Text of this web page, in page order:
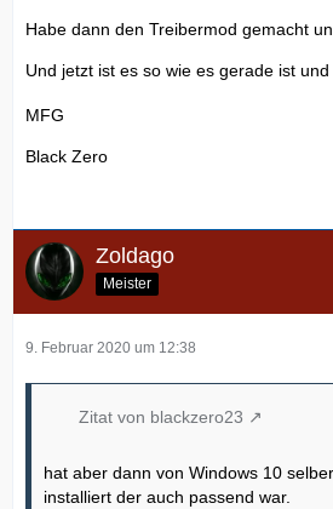
Habe dann den Treibermod gemacht
Und jetzt ist es so wie es gerade ist
MFG
Black Zero
Zoldago
Meister
9. Februar 2020 um 12:38
Zitat von blackzero23
hat aber dann von Windows 10
installiert der auch passend war.